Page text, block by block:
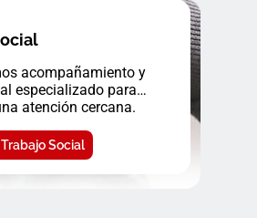
acompañamiento y
especializado para
atención cercana.
Social